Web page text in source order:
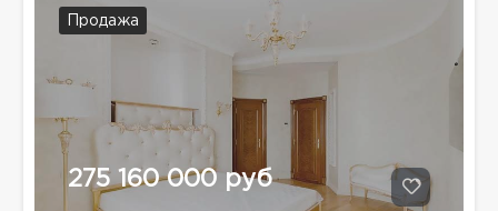
Продажа
275 160 000 руб